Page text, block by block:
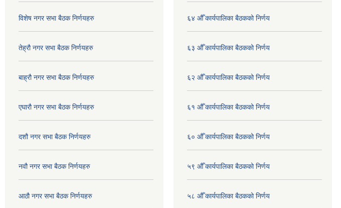
विशेष नगर सभा बैठक निर्णयहरु
तेह्रौ नगर सभा बैठक निर्णयहरु
बाह्रौ नगर सभा बैठक निर्णयहरु
एघारौ नगर सभा बैठक निर्णयहरु
दशौ नगर सभा बैठक निर्णयहरु
नवौ नगर सभा बैठक निर्णयहरु
आठौ नगर सभा बैठक निर्णयहरु
६४ औँ कार्यपालिका बैठकको निर्णय
६३ औँ कार्यपालिका बैठकको निर्णय
६२ औँ कार्यपालिका बैठकको निर्णय
६१ औँ कार्यपालिका बैठकको निर्णय
६० औँ कार्यपालिका बैठकको निर्णय
५९ औँ कार्यपालिका बैठकको निर्णय
५८ औँ कार्यपालिका बैठकको निर्णय